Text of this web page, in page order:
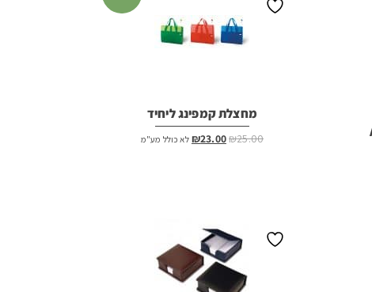
מחצלת קמפינג ליחיד
₪25.00
המחיר₪23.00 המחיר
לא כולל מע"מ